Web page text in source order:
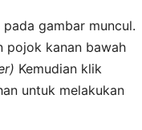
gambar muncul.
pojok kanan bawah
Kemudian klik
untuk melakukan